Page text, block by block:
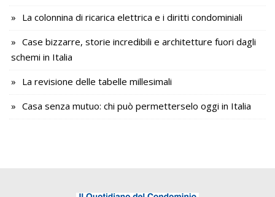
La colonnina di ricarica elettrica e i diritti condominiali
Case bizzarre, storie incredibili e architetture fuori dagli
schemi in Italia
La revisione delle tabelle millesimali
Casa senza mutuo: chi può permetterselo oggi in Italia